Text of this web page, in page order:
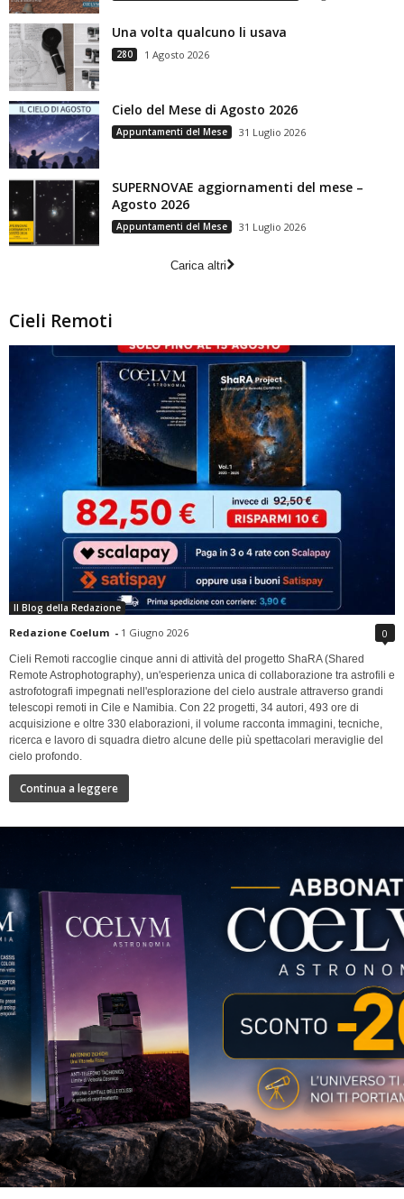
Una volta qualcuno li usava
280 1 Agosto 2026
Cielo del Mese di Agosto 2026
Appuntamenti del Mese 31 Luglio 2026
SUPERNOVAE aggiornamenti del mese –
Agosto 2026
Appuntamenti del Mese 31 Luglio 2026
Carica altri
Cieli Remoti
Il Blog della Redazione
Redazione Coelum - 1 Giugno 2026 0
Cieli Remoti raccoglie cinque anni di attività del progetto ShaRA (Shared
Remote Astrophotography), un'esperienza unica di collaborazione tra astrofili e
astrofotografi impegnati nell'esplorazione del cielo australe attraverso grandi
telescopi remoti in Cile e Namibia. Con 22 progetti, 34 autori, 493 ore di
acquisizione e oltre 330 elaborazioni, il volume racconta immagini, tecniche,
ricerca e lavoro di squadra dietro alcune delle più spettacolari meraviglie del
cielo profondo.
Continua a leggere